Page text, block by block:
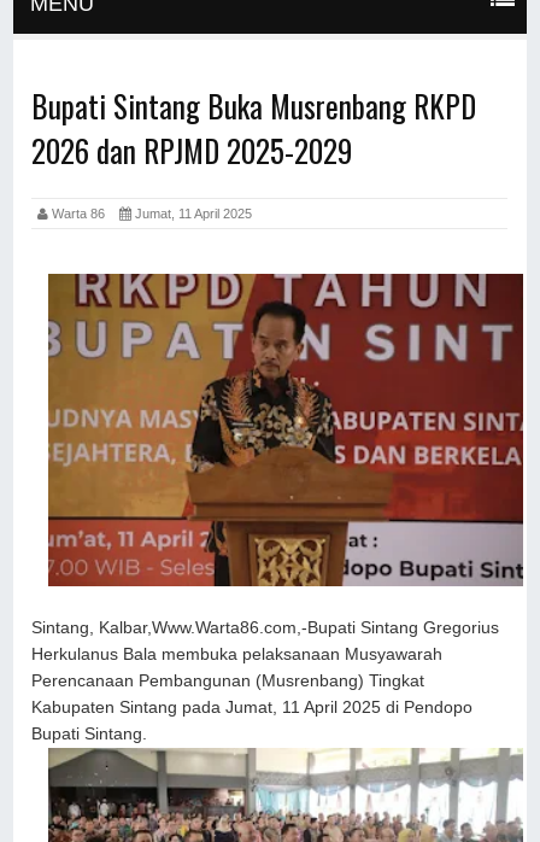
Bupati Sintang Buka Musrenbang RKPD
2026 dan RPJMD 2025-2029
Warta 86 Jumat, 11 April 2025
Sintang, Kalbar,Www.Warta86.com,-Bupati Sintang Gregorius
Herkulanus Bala membuka pelaksanaan Musyawarah
Perencanaan Pembangunan (Musrenbang) Tingkat
Kabupaten Sintang pada Jumat, 11 April 2025 di Pendopo
Bupati Sintang.